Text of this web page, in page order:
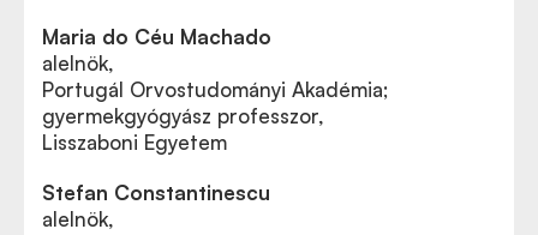
Maria do Céu Machado
alelnök,
Portugál Orvostudományi Akadémia;
gyermekgyógyász professzor,
Lisszaboni Egyetem
Stefan Constantinescu
alelnök,